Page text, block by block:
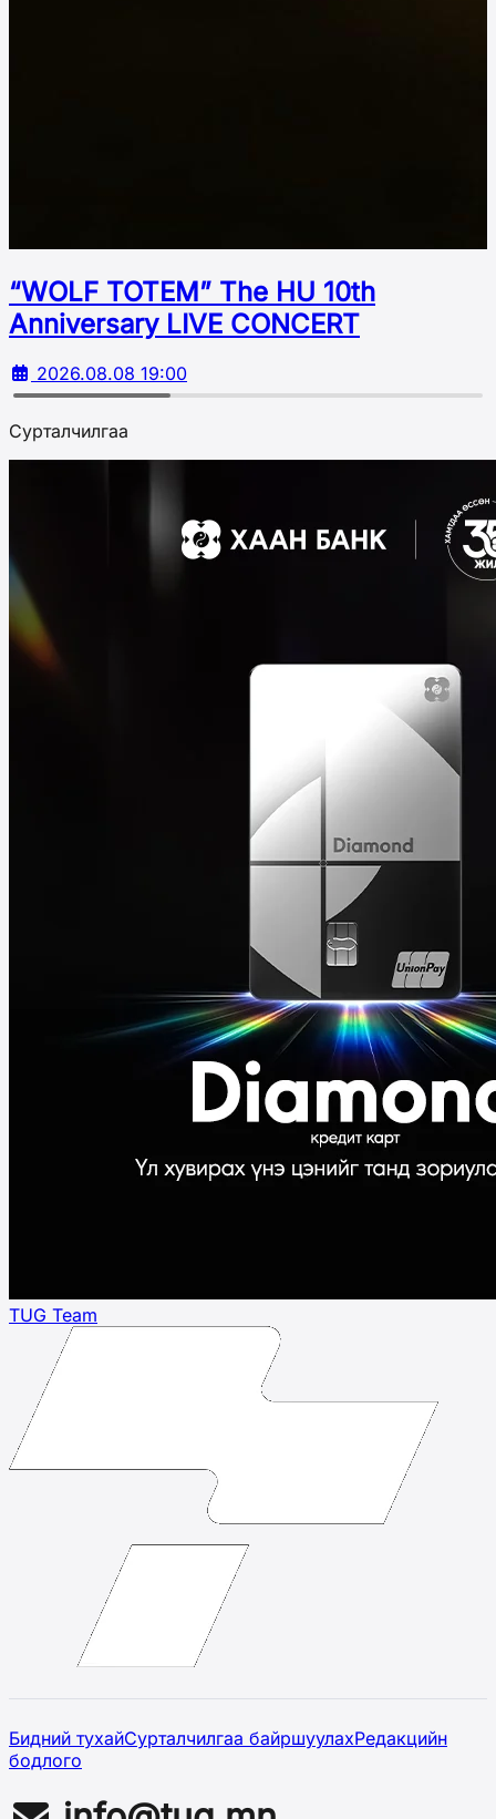
“WOLF TOTEM” The HU 10th
Аnniversary LIVE CONCERT
2026.08.08 19:00
Сурталчилгаа
TUG Team
Бидний тухайСурталчилгаа байршуулахРедакцийн
бодлого